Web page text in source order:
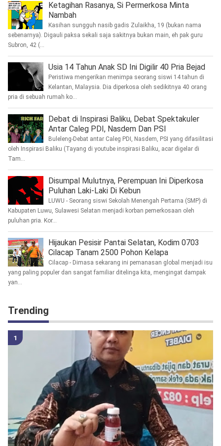
Ketagihan Rasanya, Si Permerkosa Minta
Nambah
Kasihan sungguh nasib gadis Zulaikha, 19 (bukan nama
sebenarnya). Digauli paksa sekali saja sakitnya bukan main, eh pak guru
Subron, 42 (...
Usia 14 Tahun Anak SD Ini Digilir 40 Pria Bejad
Peristiwa mengerikan menimpa seorang siswi 14 tahun di
Kelantan, Malaysia. Dia diperkosa oleh sedikitnya 40 orang
pria di sebuah rumah ko...
Debat di Inspirasi Baliku, Debat Spektakuler
Antar Caleg PDI, Nasdem Dan PSI
Buleleng-Debat antar Caleg PDI, Nasdem, PSI yang difasilitasi
oleh Inspirasi Baliku (Tayang di youtube inspirasi Baliku, acar digelar di
Tam...
Disumpal Mulutnya, Perempuan Ini Diperkosa
Puluhan Laki-Laki Di Kebun
LUWU - Seorang siswi Sekolah Menengah Pertama (SMP) di
Kabupaten Luwu, Sulawesi Selatan menjadi korban pemerkosaan oleh
puluhan pria. Kor...
Hijaukan Pesisir Pantai Selatan, Kodim 0703
Cilacap Tanam 2500 Pohon Kelapa
Cilacap - Dimasa sekarang ini pemanasan global menjadi isu
yang paling populer dan sangat familiar ditelinga kita, mengingat dampak
yan...
Trending